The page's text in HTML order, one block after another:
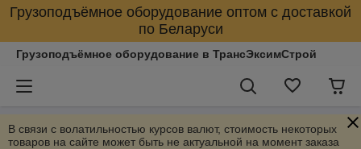
Грузоподъёмное оборудование оптом с доставкой
по Беларуси
Грузоподъёмное оборудование в ТрансЭксимСтрой
В связи с волатильностью курсов валют, стоимость некоторых
товаров на сайте может быть не актуальной на момент заказа